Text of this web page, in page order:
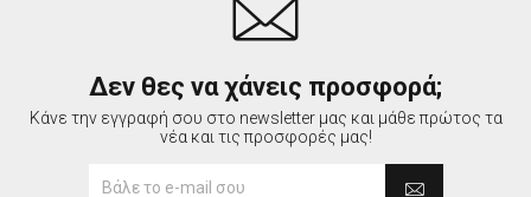
Δεν θες να χάνεις προσφορά;
Κάνε την εγγραφή σου στο newsletter μας και μάθε πρώτος τα
νέα και τις προσφορές μας!